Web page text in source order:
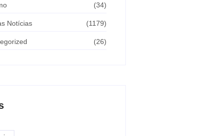
(34)
Notícias (1179)
(26)